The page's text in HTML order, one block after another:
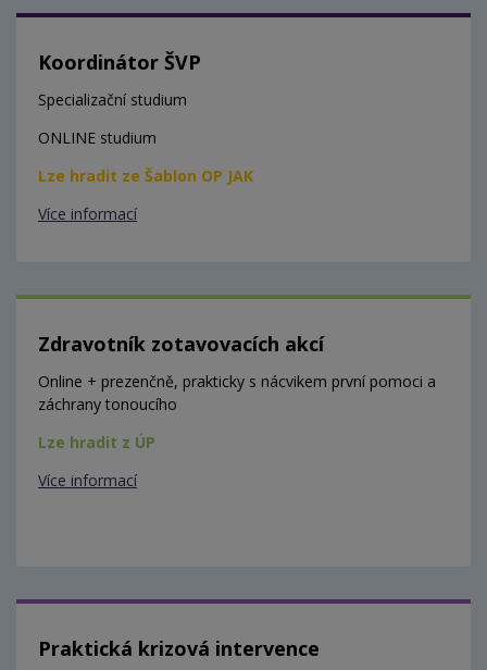
Koordinátor ŠVP
Specializační studium
ONLINE studium
Lze hradit ze Šablon OP JAK
Více informací
Zdravotník zotavovacích akcí
Online + prezenčně, prakticky s nácvikem první pomoci a
záchrany tonoucího
Lze hradit z ÚP
Více informací
Praktická krizová intervence